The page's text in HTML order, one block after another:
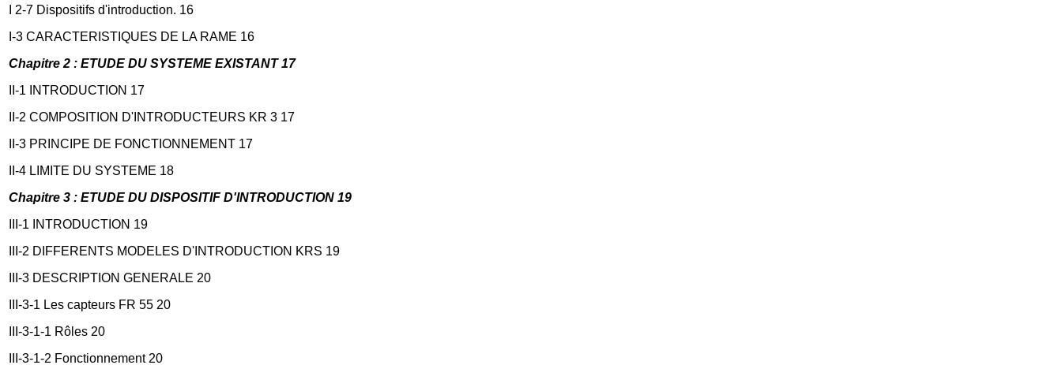
I 2-7 Dispositifs d'introduction. 16
I-3 CARACTERISTIQUES DE LA RAME 16
Chapitre 2 : ETUDE DU SYSTEME EXISTANT 17
II-1 INTRODUCTION 17
II-2 COMPOSITION D'INTRODUCTEURS KR 3 17
II-3 PRINCIPE DE FONCTIONNEMENT 17
II-4 LIMITE DU SYSTEME 18
Chapitre 3 : ETUDE DU DISPOSITIF D'INTRODUCTION 19
III-1 INTRODUCTION 19
III-2 DIFFERENTS MODELES D'INTRODUCTION KRS 19
III-3 DESCRIPTION GENERALE 20
III-3-1 Les capteurs FR 55 20
III-3-1-1 Rôles 20
III-3-1-2 Fonctionnement 20